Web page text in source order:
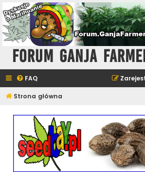
Forum Ganja
FAQ
Strona główna